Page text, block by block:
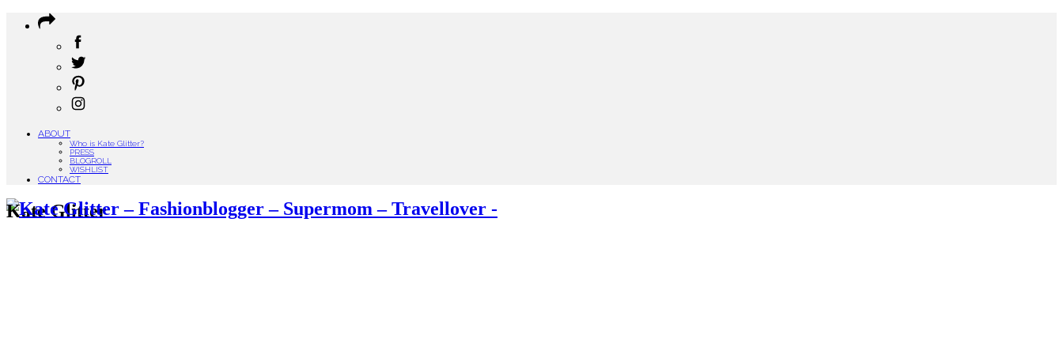
ABOUT
Who is Kate Glitter?
PRESS
BLOGROLL
WISHLIST
CONTACT
Kate Glitter